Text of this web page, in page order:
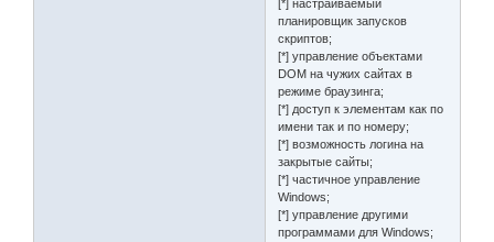
[*] настраиваемый
планировщик запусков
скриптов;
[*] управление объектами
DOM на чужих сайтах в
режиме браузинга;
[*] доступ к элементам как по
имени так и по номеру;
[*] возможность логина на
закрытые сайты;
[*] частичное управление
Windows;
[*] управление другими
программами для Windows;